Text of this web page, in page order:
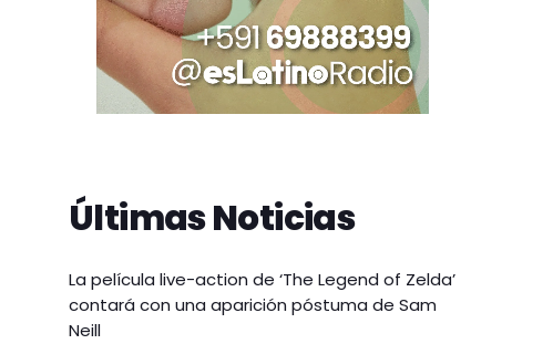
Últimas Noticias
La película live-action de ‘The Legend of Zelda’
contará con una aparición póstuma de Sam
Neill